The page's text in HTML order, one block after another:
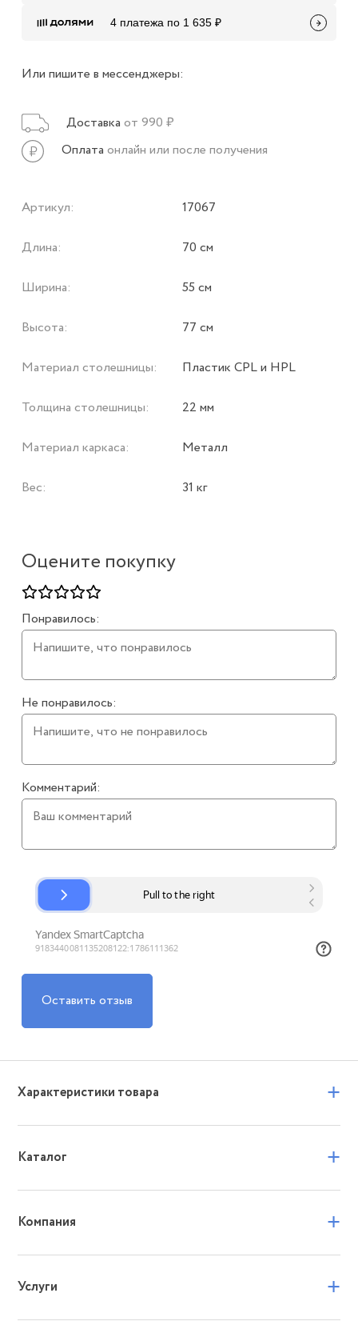
Оцените покупку
Понравилось:
Не понравилось:
Комментарий:
Оставить отзыв
4 платежа по 1 635 ₽
Или пишите в мессенджеры:
Доставка от 990 ₽
Оплата онлайн или после получения
Артикул: 17067
Длина: 70 см
Ширина: 55 см
Высота: 77 см
Материал столешницы: Пластик CPL и HPL
Толщина столешницы: 22 мм
Материал каркаса: Металл
Вес: 31 кг
Характеристики товара +
Каталог +
Компания +
Услуги +